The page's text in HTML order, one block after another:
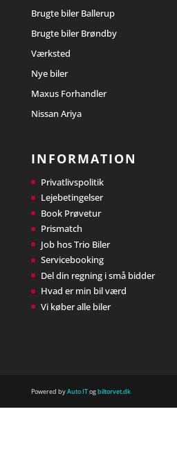
Brugte biler Ballerup
Brugte biler Brøndby
Værksted
Nye biler
Maxus Forhandler
Nissan Ariya
INFORMATION
Privatlivspolitik
Lejebetingelser
Book Prøvetur
Prismatch
Job hos Trio Biler
Servicebooking
Del din regning i små bidder
Hvad er min bil værd
Vi køber alle biler
Powered byAuto ITogbiltorvet.dk